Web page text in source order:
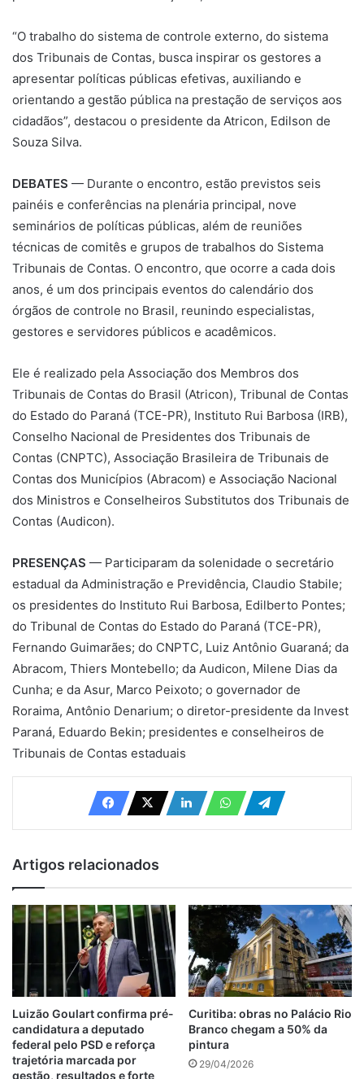
“O trabalho do sistema de controle externo, do sistema
dos Tribunais de Contas, busca inspirar os gestores a
apresentar políticas públicas efetivas, auxiliando e
orientando a gestão pública na prestação de serviços aos
cidadãos”, destacou o presidente da Atricon, Edilson de
Souza Silva.
DEBATES — Durante o encontro, estão previstos seis
painéis e conferências na plenária principal, nove
seminários de políticas públicas, além de reuniões
técnicas de comitês e grupos de trabalhos do Sistema
Tribunais de Contas. O encontro, que ocorre a cada dois
anos, é um dos principais eventos do calendário dos
órgãos de controle no Brasil, reunindo especialistas,
gestores e servidores públicos e acadêmicos.
Ele é realizado pela Associação dos Membros dos
Tribunais de Contas do Brasil (Atricon), Tribunal de Contas
do Estado do Paraná (TCE-PR), Instituto Rui Barbosa (IRB),
Conselho Nacional de Presidentes dos Tribunais de
Contas (CNPTC), Associação Brasileira de Tribunais de
Contas dos Municípios (Abracom) e Associação Nacional
dos Ministros e Conselheiros Substitutos dos Tribunais de
Contas (Audicon).
PRESENÇAS — Participaram da solenidade o secretário
estadual da Administração e Previdência, Claudio Stabile;
os presidentes do Instituto Rui Barbosa, Edilberto Pontes;
do Tribunal de Contas do Estado do Paraná (TCE-PR),
Fernando Guimarães; do CNPTC, Luiz Antônio Guaraná; da
Abracom, Thiers Montebello; da Audicon, Milene Dias da
Cunha; e da Asur, Marco Peixoto; o governador de
Roraima, Antônio Denarium; o diretor-presidente da Invest
Paraná, Eduardo Bekin; presidentes e conselheiros de
Tribunais de Contas estaduais
Artigos relacionados
Luizão Goulart confirma pré-
candidatura a deputado
federal pelo PSD e reforça
trajetória marcada por
gestão, resultados e forte
Curitiba: obras no Palácio Rio
Branco chegam a 50% da
pintura
29/04/2026